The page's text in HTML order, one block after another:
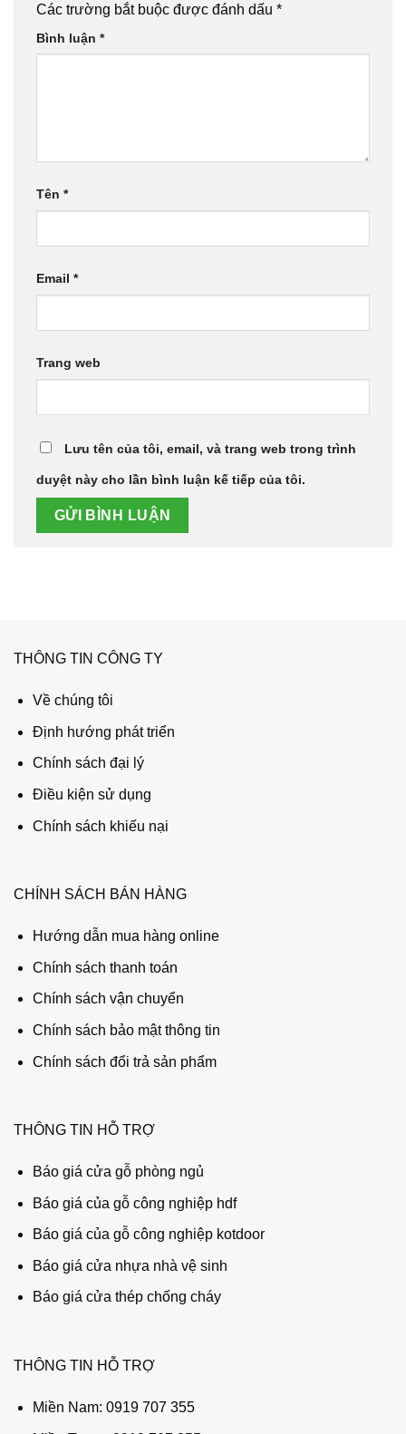
Các trường bắt buộc được đánh dấu *
Bình luận *
Tên *
Email *
Trang web
Lưu tên của tôi, email, và trang web trong trình
duyệt này cho lần bình luận kế tiếp của tôi.
THÔNG TIN CÔNG TY
Về chúng tôi
Định hướng phát triển
Chính sách đại lý
Điều kiện sử dụng
Chính sách khiếu nại
CHÍNH SÁCH BÁN HÀNG
Hướng dẫn mua hàng online
Chính sách thanh toán
Chính sách vận chuyển
Chính sách bảo mật thông tin
Chính sách đổi trả sản phẩm
THÔNG TIN HỖ TRỢ
Báo giá cửa gỗ phòng ngủ
Báo giá của gỗ công nghiệp hdf
Báo giá của gỗ công nghiệp kotdoor
Báo giá cửa nhựa nhà vệ sinh
Báo giá cửa thép chống cháy
THÔNG TIN HỖ TRỢ
Miền Nam: 0919 707 355